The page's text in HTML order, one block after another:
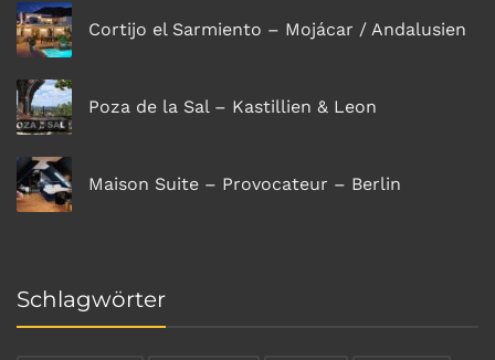
Cortijo el Sarmiento – Mojácar / Andalusien
Poza de la Sal – Kastillien & Leon
Maison Suite – Provocateur – Berlin
Schlagwörter